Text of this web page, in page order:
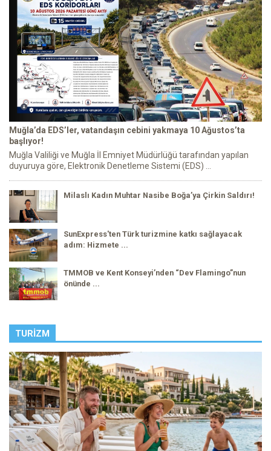
Muğla’da EDS’ler, vatandaşın cebini yakmaya 10 Ağustos’ta
başlıyor!
Muğla Valiliği ve Muğla İl Emniyet Müdürlüğü tarafından yapılan
duyuruya göre, Elektronik Denetleme Sistemi (EDS) ...
Milaslı Kadın Muhtar Nasibe Boğa’ya Çirkin Saldırı!
SunExpress'ten Türk turizmine katkı sağlayacak
adım: Hizmete ...
TMMOB ve Kent Konseyi’nden “Dev Flamingo”nun
önünde ...
TURIZM